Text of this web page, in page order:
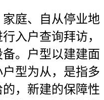
庭、自从停业地
入户查询拜访，
。户型以建建面
型为从，是指多
，新建的保障性